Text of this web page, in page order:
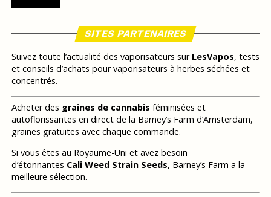
SITES PARTENAIRES
Suivez toute l’actualité des vaporisateurs sur LesVapos, tests
et conseils d’achats pour vaporisateurs à herbes séchées et
concentrés.
Acheter des graines de cannabis féminisées et
autoflorissantes en direct de la Barney’s Farm d’Amsterdam,
graines gratuites avec chaque commande.
Si vous êtes au Royaume-Uni et avez besoin
d’étonnantes Cali Weed Strain Seeds, Barney’s Farm a la
meilleure sélection.